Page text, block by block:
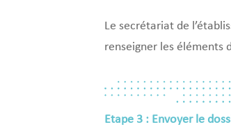
Le secrétariat de
renseigner les éléments
Etape 3 : Envoyer le